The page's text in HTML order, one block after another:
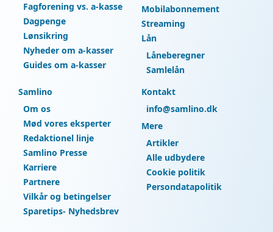
Fagforening vs. a-kasse
Dagpenge
Lønsikring
Nyheder om a-kasser
Guides om a-kasser
Mobilabonnement
Streaming
Lån
Låneberegner
Samlelån
Samlino
Om os
Mød vores eksperter
Redaktionel linje
Samlino Presse
Karriere
Partnere
Vilkår og betingelser
Sparetips- Nyhedsbrev
Kontakt
info@samlino.dk
Mere
Artikler
Alle udbydere
Cookie politik
Persondatapolitik